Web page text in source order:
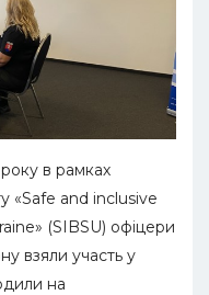
в рамках
«Safe and inclusive
(SIBSU) офіцери
взяли участь у
на